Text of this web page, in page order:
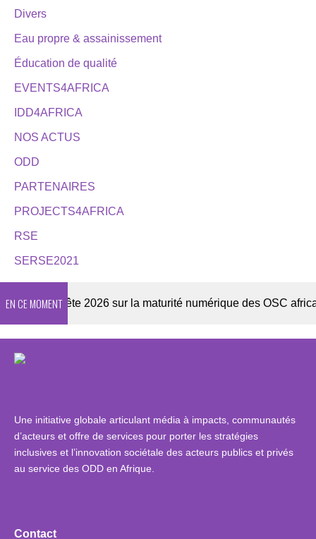
Divers
Eau propre & assainissement
Éducation de qualité
EVENTS4AFRICA
IDD4AFRICA
NOS ACTUS
ODD
PARTENAIRES
PROJECTS4AFRICA
RSE
SERSE2021
EN CE MOMENT
Enquête 2026 sur la maturité numérique des OSC africaines
Une initiative globale articulant média à impacts, communautés
d’acteurs et offre de services pour porter les stratégies
inclusives et l’innovation sociétale des acteurs publics et privés
au service des ODD en Afrique.
Contact